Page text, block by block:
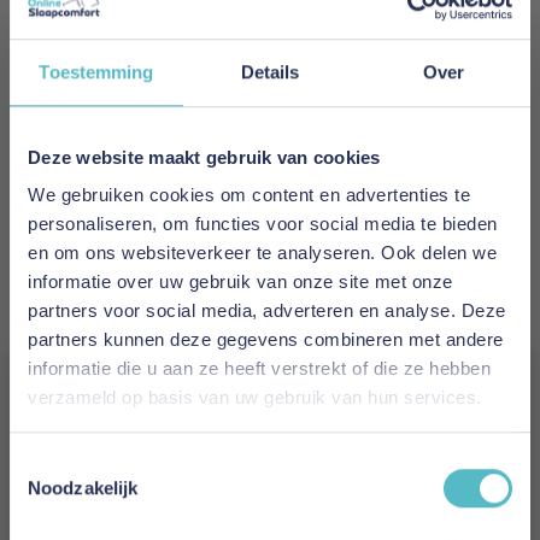
Toestemming Details Over
Deze website maakt gebruik van cookies
We gebruiken cookies om content en advertenties te
personaliseren, om functies voor social media te bieden
en om ons websiteverkeer te analyseren. Ook delen we
informatie over uw gebruik van onze site met onze
partners voor social media, adverteren en analyse. Deze
partners kunnen deze gegevens combineren met andere
informatie die u aan ze heeft verstrekt of die ze hebben
verzameld op basis van uw gebruik van hun services.
Noodzakelijk
dekbed zijn vorm behoudt.
Met het Polydaun Zenzo Saffier dekbed kies je
en een uitgebalanceerde nachtrust, elke nacht
Tijk bovenzijde: 100% percale katoen
Tijk onderzijde: 100% Lyocell met Outlast®
Kleur: wit met wit paspelband
Vulling: GRS-gecertificeerde 3D-Polarsoft®
Vulgewicht: 180 g/m²
Stiksel: blokstiksel groot
Warmteklasse: 3
Verpakking: vilten schoudertas
Garantie: 2 jaar op fabricagefouten